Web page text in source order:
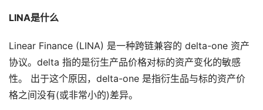
LINA是什么
Linear Finance (LINA) 是一种跨链兼容的 delta-one 资产
协议。delta 指的是衍生产品价格对标的资产变化的敏感
性。 出于这个原因，delta-one 是指衍生品与标的资产价
格之间没有(或非常小的)差异。